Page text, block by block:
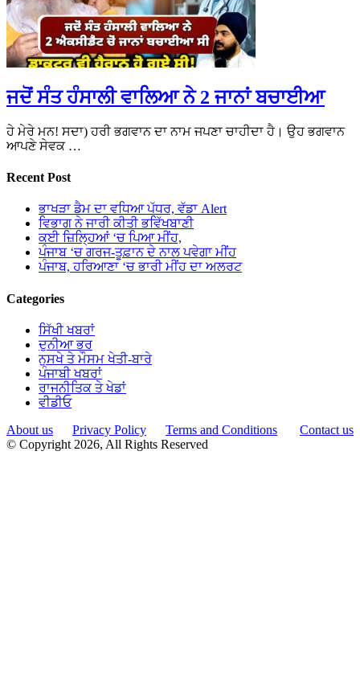
ਜਦੋਂ ਸੰਤ ਹੰਸਾਲੀ ਵਾਲਿਆ ਨੇ 2 ਜਾਨਾਂ ਬਚਾਈਆ
ਹੇ ਮੇਰੇ ਮਨ! ਸਦਾ) ਹਰੀ ਭਗਵਾਨ ਦਾ ਨਾਮ ਜਪਣਾ ਚਾਹੀਦਾ ਹੈ। ਉਹ ਭਗਵਾਨ
ਆਪਣੇ ਸੇਵਕ …
Recent Post
ਭਾਖੜਾ ਡੈਮ ਦਾ ਵਧਿਆ ਪੱਧਰ, ਵੱਡਾ Alert
ਵਿਭਾਗ ਨੇ ਜਾਰੀ ਕੀਤੀ ਭਵਿੱਖਬਾਣੀ
ਕਈ ਜ਼ਿਲ੍ਹਿਆਂ ‘ਚ ਪਿਆ ਮੀਂਹ,
ਪੰਜਾਬ ‘ਚ ਗਰਜ-ਤੂਫ਼ਾਨ ਦੇ ਨਾਲ ਪਵੇਗਾ ਮੀਂਹ
ਪੰਜਾਬ, ਹਰਿਆਣਾ ‘ਚ ਭਾਰੀ ਮੀਂਹ ਦਾ ਅਲਰਟ
Categories
ਸਿੱਖੀ ਖਬਰਾਂ
ਦੁਨੀਆ ਭਰ
ਨੁਸਖੇ ਤੇ ਮੌਸਮ ਖੇਤੀ-ਬਾਰੇ
ਪੰਜਾਬੀ ਖਬਰਾਂ
ਰਾਜਨੀਤਿਕ ਤੇ ਖੇਡਾਂ
ਵੀਡੀਓ
About us
Privacy Policy Terms and Conditions
Contact us
© Copyright 2026, All Rights Reserved